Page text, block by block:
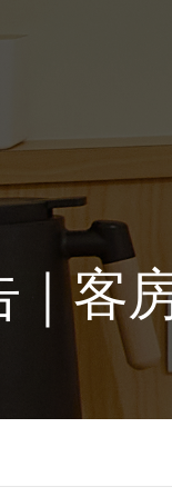
｜客